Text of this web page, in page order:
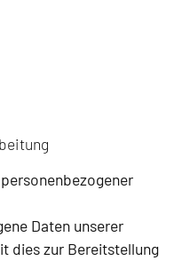
Daten unserer
dies zur Bereitstellung